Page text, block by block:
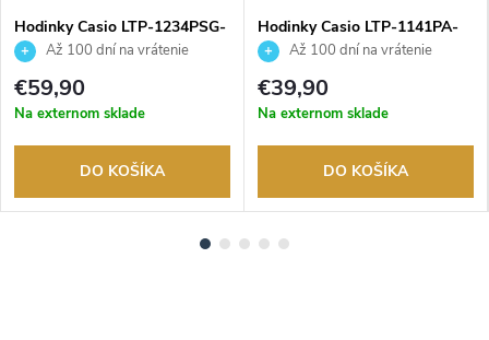
Hodinky Casio LTP-1234PSG-
7AEGAž 100 dní na vrátenie
tovaru. Autorizovaný predajca.
€59,90
Na externom sklade
DO KOŠÍKA
Hodinky Casio LTP-1141PA-
7BEGAž 100 dní na vrátenie
tovaru. Autorizovaný predajca.
€39,90
Na externom sklade
DO KOŠÍKA